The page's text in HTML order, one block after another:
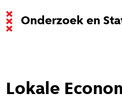
Onderzoek en
Lokale